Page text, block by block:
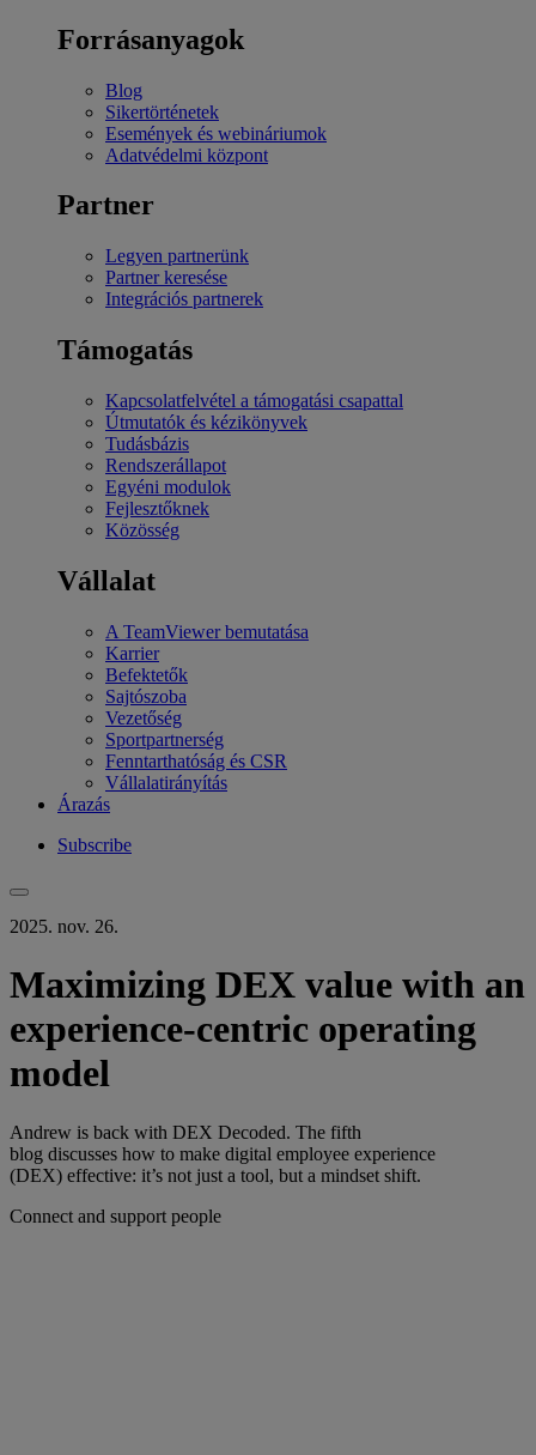
Forrásanyagok
Blog
Sikertörténetek
Események és webináriumok
Adatvédelmi központ
Partner
Legyen partnerünk
Partner keresése
Integrációs partnerek
Támogatás
Kapcsolatfelvétel a támogatási csapattal
Útmutatók és kézikönyvek
Tudásbázis
Rendszerállapot
Egyéni modulok
Fejlesztőknek
Közösség
Vállalat
A TeamViewer bemutatása
Karrier
Befektetők
Sajtószoba
Vezetőség
Sportpartnerség
Fenntarthatóság és CSR
Vállalatirányítás
Árazás
Subscribe
2025. nov. 26.
Maximizing DEX value with an
experience-centric operating
model
Andrew is back with DEX Decoded. The fifth
blog discusses how to make digital employee experience
(DEX) effective: it’s not just a tool, but a mindset shift.
Connect and support people